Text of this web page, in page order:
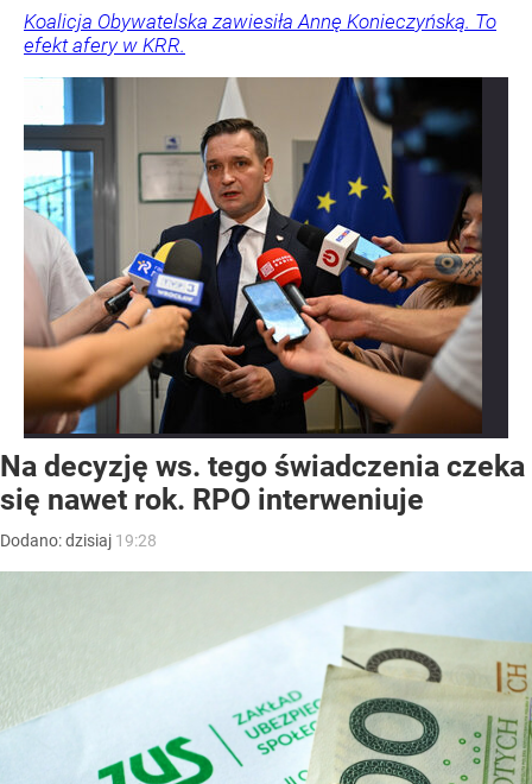
Koalicja Obywatelska zawiesiła Annę Konieczyńską. To
efekt afery w KRR.
Na decyzję ws. tego świadczenia czeka
się nawet rok. RPO interweniuje
Dodano:dzisiaj 19:28